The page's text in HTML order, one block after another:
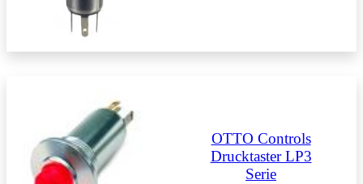
OTTO Controls
Drucktaster LP3
Serie